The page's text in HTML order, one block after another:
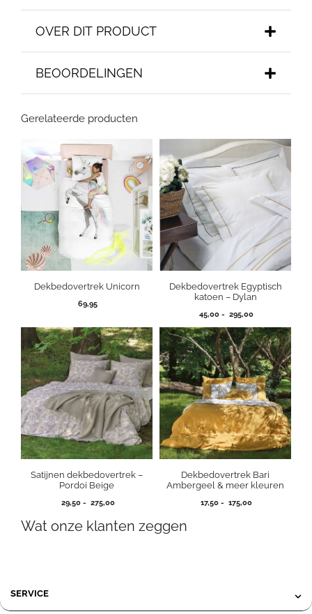
OVER DIT PRODUCT
BEOORDELINGEN
Gerelateerde producten
Dekbedovertrek Unicorn
69,95
Dekbedovertrek Egyptisch
katoen – Dylan
45,00 - 295,00Prijsklasse:
tot
295,00
Satijnen dekbedovertrek –
Pordoi Beige
29,50 - 275,00Prijsklasse:
tot
Dekbedovertrek Bari
Ambergeel & meer kleuren
17,50 - 175,00Prijsklasse:
Wat onze klanten zeggen
SERVICE